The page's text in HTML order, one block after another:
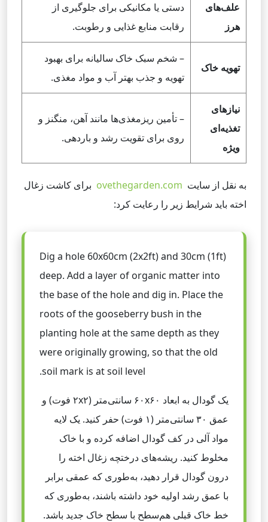
علف‌های
هرز
دستی یا مکانیکی برای جلوگیری از
رقابت منابع غذایی و رطوبت.
تهویه خاک
– شخم سبک خاک سالیانه برای بهبود
تهویه و جذب بهتر آب و مواد مغذی.
نیازهای
تغذیه‌ای
ویژه
– تأمین ریزمغذی‌ها مانند آهن، منگنز و
روی برای تقویت رشد و باردهی.
به نقل از سایت ovethegarden.com برای کاشت زغال
اخته باید شرایط زیر را رعایت کرد:
Dig a hole 60x60cm (2x2ft) and 30cm (1ft)
deep. Add a layer of organic matter into
the base of the hole and dig in. Place the
roots of the gooseberry bush in the
planting hole at the same depth as they
were originally growing, so that the old
soil mark is at soil level.
یک گودال به ابعاد ۶۰x۶۰ سانتی‌متر (۲x۲ فوت) و
عمق ۳۰ سانتی‌متر (۱ فوت) حفر کنید. یک لایه
مواد آلی در کف گودال اضافه کرده و با خاک
مخلوط کنید. ریشه‌های درختچه زغال اخته را
درون گودال قرار دهید، به‌طوری که عمقی برابر
با عمق رشد اولیه خود داشته باشند، به‌طوری که
خط خاک قبلی هم‌سطح با سطح خاک جدید باشد.